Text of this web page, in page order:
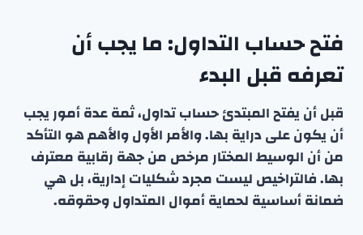
فتح حساب التداول: ما يجب أن
تعرفه قبل البدء
قبل أن يفتح المبتدئ حساب تداول، ثمة عدة أمور يجب
أن يكون على دراية بها. والأمر الأول والأهم هو التأكد
من أن الوسيط المختار مرخص من جهة رقابية معترف
بها. فالتراخيص ليست مجرد شكليات إدارية، بل هي
ضمانة أساسية لحماية أموال المتداول وحقوقه.